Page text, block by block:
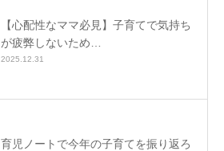
【心配性なママ必見】子育てで気持ち
が疲弊しないため…
2025.12.31
育児ノートで今年の子育てを振り返ろ